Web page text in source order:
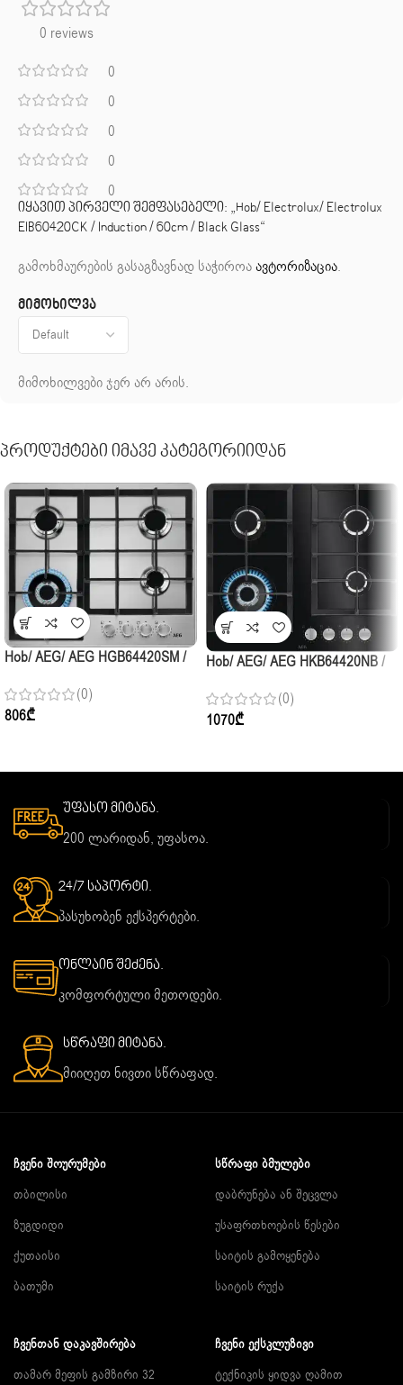
0 reviews
0
0
0
0
0
მიმოხილვა
მიმოხილვები ჯერ არ არის.
იყავით პირველი შემფასებელი: „Hob/ Electrolux/ Electrolux
EIB60420CK / Induction / 60cm / Black Glass“
გამოხმაურების გასაგზავნად საჭიროაავტორიზაცია.
Პროდუქტები Იმავე Კატეგორიიდან
Hob/ AEG/ AEG HGB64420SM /
(0)
806₾
Hob/ AEG/ AEG HKB64420NB /
(0)
1070₾
უფასო მიტანა.
200 ლარიდან, უფასოა.
24/7 საპორტი.
პასუხობენ ექსპერტები.
ონლაინ შეძენა.
კომფორტული მეთოდები.
სწრაფი მიტანა.
მიიღეთ ნივთი სწრაფად.
ᲩᲕᲔᲜᲘ ᲨᲝᲣᲠᲣᲛᲔᲑᲘ
თბილისი
ზუგდიდი
ქუთაისი
ბათუმი
ᲡᲬᲠᲐᲤᲘ ᲑᲛᲣᲚᲔᲑᲘ
დაბრუნება ან შეცვლა
უსაფრთხოების წესები
საიტის გამოყენება
საიტის რუქა
ᲩᲕᲔᲜᲗᲐᲜ ᲓᲐᲙᲐᲕᲨᲘᲠᲔᲑᲐ
თამარ მეფის გამზირი 32
ᲩᲕᲔᲜᲘ ᲔᲥᲡᲙᲚᲣᲖᲘᲕᲘ
ტექნიკის ყიდვა ღამით